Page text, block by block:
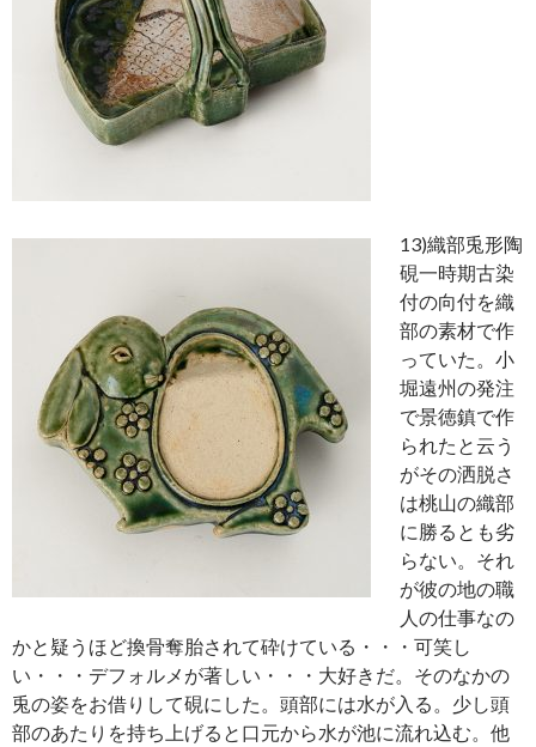
13)織部兎形陶
硯一時期古染
付の向付を織
部の素材で作
っていた。小
堀遠州の発注
で景徳鎮で作
られたと云う
がその洒脱さ
は桃山の織部
に勝るとも劣
らない。それ
が彼の地の職
人の仕事なの
かと疑うほど換骨奪胎されて砕けている・・・可笑し
い・・・デフォルメが著しい・・・大好きだ。そのなかの
兎の姿をお借りして硯にした。頭部には水が入る。少し頭
部のあたりを持ち上げると口元から水が池に流れ込む。他